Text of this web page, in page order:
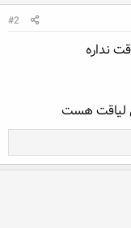
#2
نداره
لیاقت هست